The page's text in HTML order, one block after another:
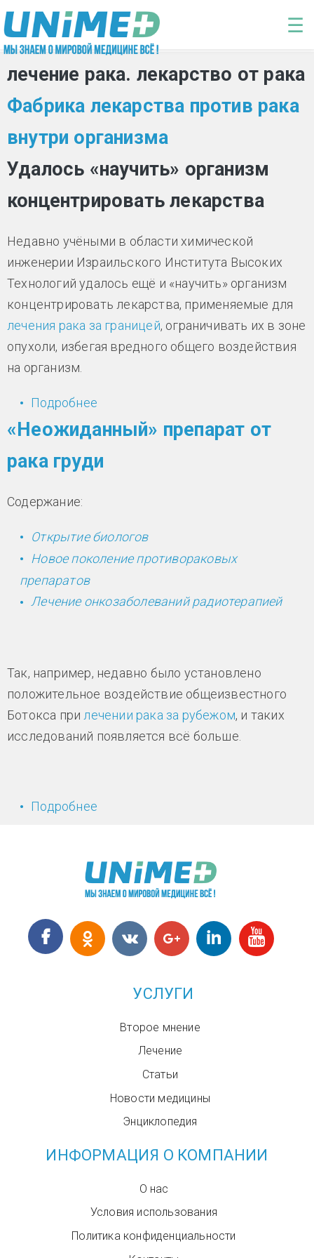
Перейти к основному содержанию
☰
лечение рака. лекарство от рака
Фабрика лекарства против рака
внутри организма
Удалось «научить» организм
концентрировать лекарства
Недавно учёными в области химической
инженерии Израильского Института Высоких
Технологий удалось ещё и «научить» организм
концентрировать лекарства, применяемые для
лечения рака за границей, ограничивать их в зоне
опухоли, избегая вредного общего воздействия
на организм.
Подробнее
внутри организма
«Неожиданный» препарат от
рака груди
Содержание:
Открытие биологов
Новое поколение противораковых
препаратов
Лечение онкозаболеваний радиотерапией
Так, например, недавно было установлено
положительное воздействие общеизвестного
Ботокса при лечении рака за рубежом, и таких
исследований появляется всё больше.
Подробнее
УСЛУГИ
Второе мнение
Лечение
Статьи
Новости медицины
Энциклопедия
ИНФОРМАЦИЯ О КОМПАНИИ
О нас
Условия использования
Политика конфиденциальности